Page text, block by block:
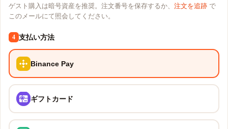
ゲスト購入は暗号資産を推奨。注文番号を保存するか、 注文を追跡 で
このメールにて照会してください。
4 支払い方法
Binance Pay
ギフトカード